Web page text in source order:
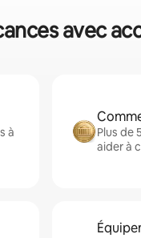
avec
à
Plus de
aider à